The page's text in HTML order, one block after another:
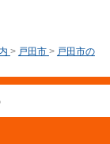
> 戸田市 > 戸田市の